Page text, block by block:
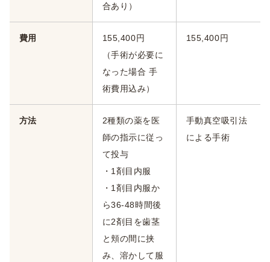
合あり）
費用
155,400円
（手術が必要に
なった場合 手
術費用込み）
155,400円
方法
2種類の薬を医
師の指示に従っ
て投与
・1剤目内服
・1剤目内服か
ら36-48時間後
に2剤目を歯茎
と頬の間に挟
み、溶かして服
手動真空吸引法
による手術